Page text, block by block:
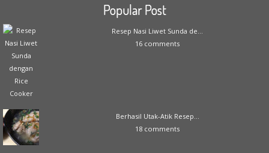
Popular Post
Resep Nasi Liwet Sunda de...
16 comments
Berhasil Utak-Atik Resep...
18 comments